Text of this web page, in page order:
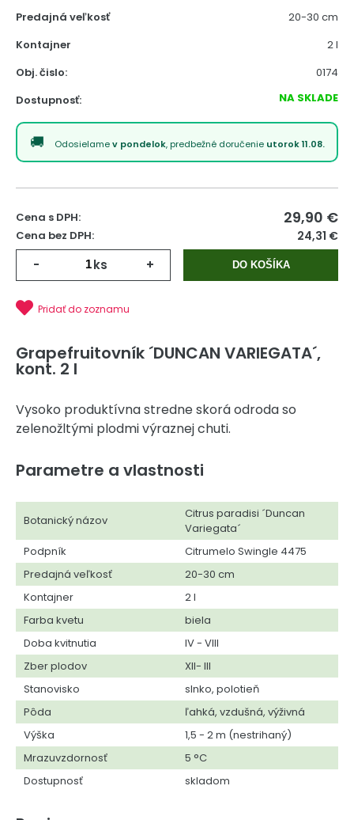
Predajná veľkosť
20-30 cm
Kontajner
2 l
Obj. čislo:
0174
Dostupnosť:
NA SKLADE
Odosielamev pondelok, predbežné doručenie utorok 11.08.
Cena s DPH: 29,90 €
Cena bez DPH: 24,31 €
- ks + DO KOŠÍKA
Pridať do zoznamu
Grapefruitovník ´DUNCAN VARIEGATA´,
kont. 2 l
Vysoko produktívna stredne skorá odroda so
zelenožltými plodmi výraznej chuti.
Parametre a vlastnosti
Botanický názov
Citrus paradisi ´Duncan
Variegata´
Podpník
Citrumelo Swingle 4475
Predajná veľkosť
20-30 cm
Kontajner
2 l
Farba kvetu
biela
Doba kvitnutia
IV - VIII
Zber plodov
XII- III
Stanovisko
slnko, polotieň
Pôda
ľahká, vzdušná, výživná
Výška
1,5 - 2 m (nestrihaný)
Mrazuvzdornosť
5 °C
Dostupnosť
skladom